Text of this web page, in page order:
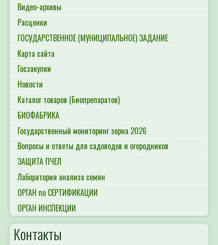
Видео-архивы
Расценки
ГОСУДАРСТВЕННОЕ (МУНИЦИПАЛЬНОЕ) ЗАДАНИЕ
Карта сайта
Госзакупки
Новости
Каталог товаров (Биопрепаратов)
БИОФАБРИКА
Государственный мониторинг зерна 2026
Вопросы и ответы для садоводов и огородников
ЗАЩИТА ПЧЕЛ
Лаборатория анализа семян
ОРГАН по СЕРТИФИКАЦИИ
ОРГАН ИНСПЕКЦИИ
Контакты